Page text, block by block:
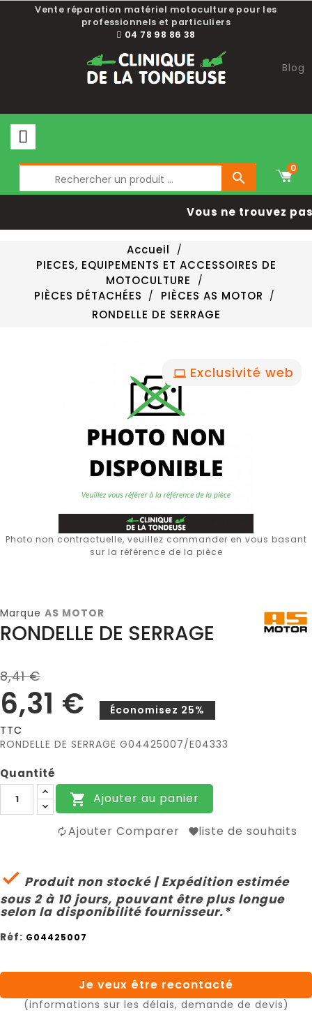
Vente réparation matériel motoculture pour les
professionnels et particuliers
04 78 98 86 38
Blog

0
Vous ne trouvez
Accueil
PIECES, EQUIPEMENTS ET ACCESSOIRES DE
MOTOCULTURE
PIÈCES DÉTACHÉES
PIÈCES AS MOTOR
RONDELLE DE SERRAGE
Exclusivité web
Photo non contractuelle, veuillez commander en vous basant
sur la référence de la pièce
Marque AS MOTOR
RONDELLE DE SERRAGE
8,41 €
6,31 €
Économisez 25%
TTC
RONDELLE DE SERRAGE G04425007/E04333
Quantité
 Ajouter au panier
Ajouter Comparer liste de souhaits
 Produit non stocké | Expédition estimée
sous 2 à 10 jours, pouvant être plus longue
selon la disponibilité fournisseur.*
Réf: G04425007
Je veux être recontacté
(informations sur les délais, demande de devis)